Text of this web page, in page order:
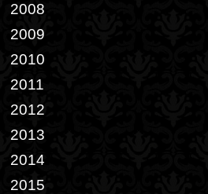
2008
2009
2010
2011
2012
2013
2014
2015